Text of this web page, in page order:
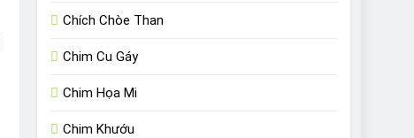
Chích Chòe Than
Chim Cu Gáy
Chim Họa Mi
Chim Khướu